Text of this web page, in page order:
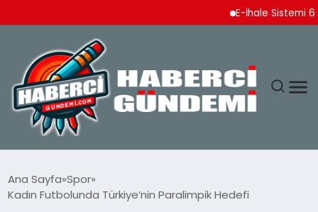
E-İhale Sistemi 6
Ana Sayfa Spor
Kadın Futbolunda Türkiye’nin Paralimpik Hedefi